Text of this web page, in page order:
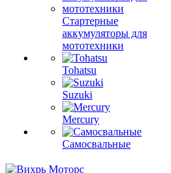
Стартерные
аккумуляторы для
мототехники
Tohatsu
Suzuki
Mercury
Самосвальные